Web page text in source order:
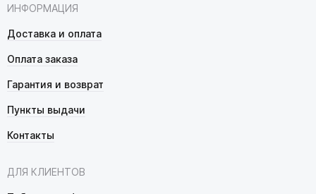
ИНФОРМАЦИЯ
Доставка и оплата
Оплата заказа
Гарантия и возврат
Пункты выдачи
Контакты
ДЛЯ КЛИЕНТОВ